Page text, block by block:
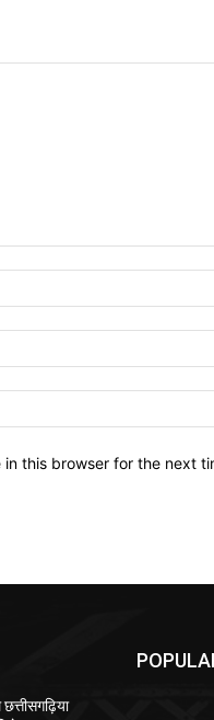
this browser for the next